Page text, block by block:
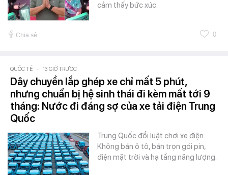
cảm thấy bức xúc.
Chia sẻ 0
QUỐC TẾ - 13 GIỜ TRƯỚC
Dây chuyền lắp ghép xe chỉ mất 5 phút,
nhưng chuẩn bị hệ sinh thái đi kèm mất tới 9
tháng: Nước đi đáng sợ của xe tải điện Trung
Quốc
Trung Quốc đổi luật chơi xe điện:
Không bán ô tô, bán trọn gói pin,
điện mặt trời và hạ tầng năng lượng.